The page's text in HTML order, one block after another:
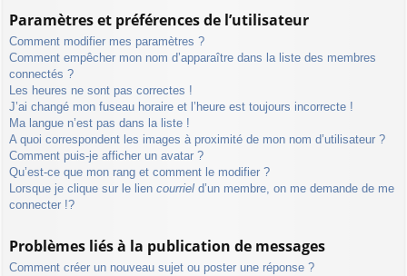
Paramètres et préférences de l’utilisateur
Comment modifier mes paramètres ?
Comment empêcher mon nom d’apparaître dans la liste des membres
connectés ?
Les heures ne sont pas correctes !
J’ai changé mon fuseau horaire et l’heure est toujours incorrecte !
Ma langue n’est pas dans la liste !
A quoi correspondent les images à proximité de mon nom d’utilisateur ?
Comment puis-je afficher un avatar ?
Qu’est-ce que mon rang et comment le modifier ?
Lorsque je clique sur le lien courriel d’un membre, on me demande de me
connecter !?
Problèmes liés à la publication de messages
Comment créer un nouveau sujet ou poster une réponse ?